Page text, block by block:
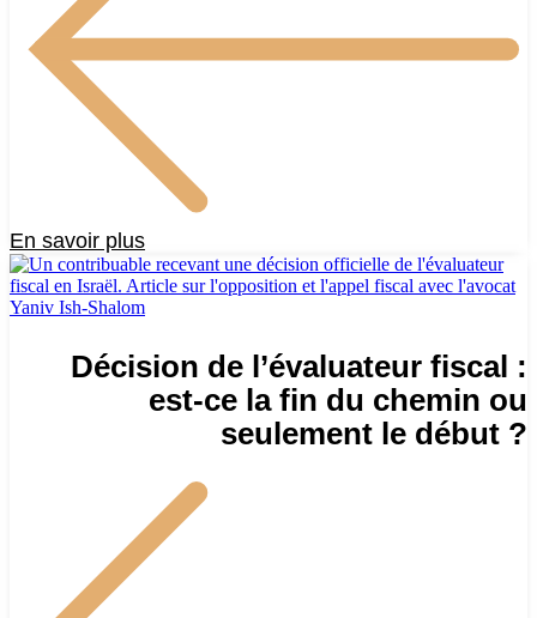
En savoir plus
Décision de l’évaluateur fiscal :
est-ce la fin du chemin ou
seulement le début ?